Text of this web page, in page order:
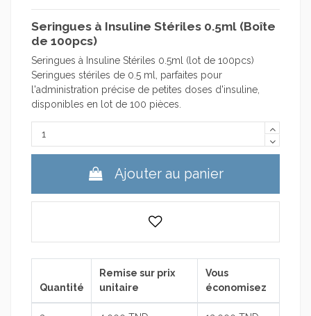
Seringues à Insuline Stériles 0.5ml (Boîte
de 100pcs)
Seringues à Insuline Stériles 0.5ml (lot de 100pcs)
Seringues stériles de 0.5 ml, parfaites pour
l'administration précise de petites doses d'insuline,
disponibles en lot de 100 pièces.
Ajouter au panier
Quantité
Remise sur prix
unitaire
Vous
économisez